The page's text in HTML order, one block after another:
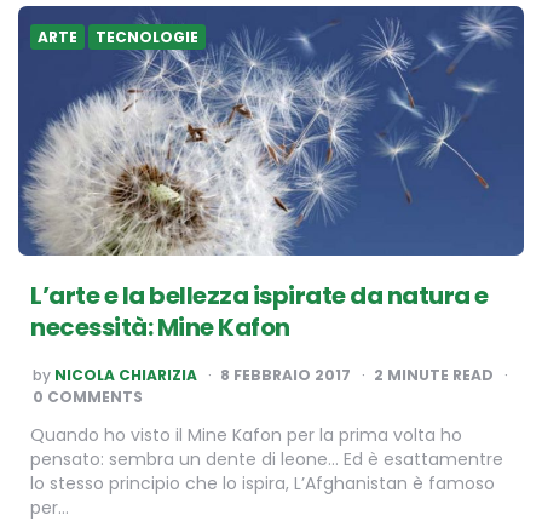
ARTE TECNOLOGIE
L’arte e la bellezza ispirate da natura e
necessità: Mine Kafon
POSTED
BY
by NICOLA CHIARIZIA 8 FEBBRAIO 2017 2 MINUTE READ
0 COMMENTS
Quando ho visto il Mine Kafon per la prima volta ho
pensato: sembra un dente di leone… Ed è esattamentre
lo stesso principio che lo ispira, L’Afghanistan è famoso
per…